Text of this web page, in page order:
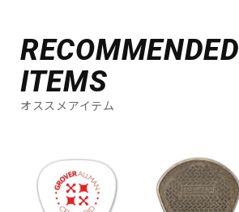
RECOMMENDED
ITEMS
オススメアイテム